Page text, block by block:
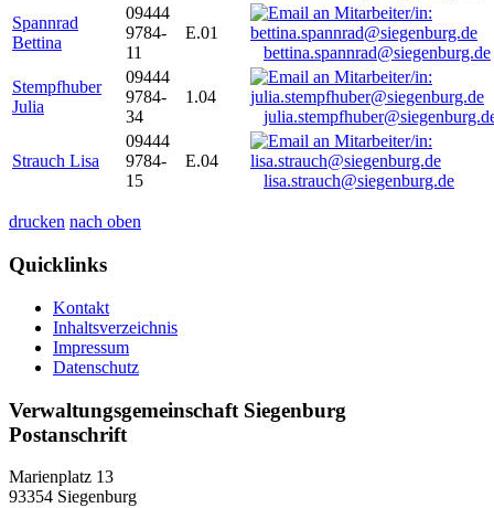
Spannrad
Bettina
09444
9784-
11
E.01
bettina.spannrad@siegenburg.de
Stempfhuber
Julia
09444
9784-
34
1.04
Strauch Lisa
09444
9784-
15
E.04
lisa.strauch@siegenburg.de
drucken nach oben
Quicklinks
Kontakt
Inhaltsverzeichnis
Impressum
Datenschutz
Verwaltungsgemeinschaft Siegenburg
Postanschrift
Marienplatz 13
93354 Siegenburg